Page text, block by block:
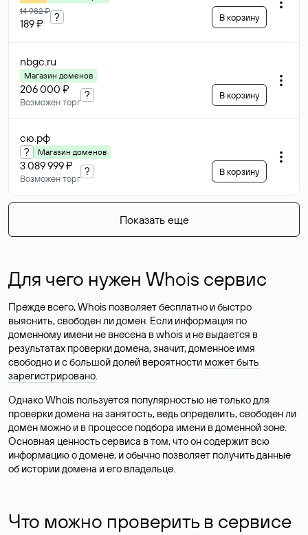
14 982 ₽
189 ₽
? В корзину
nbgc.ru
Магазин доменов
206 000 ₽
Возможен торг
? В корзину
сю.рф
? Магазин доменов
3 089 999 ₽
Возможен торг
? В корзину
Показать еще
Для чего нужен Whois сервис
Прежде всего, Whois позволяет бесплатно и быстро
выяснить, свободен ли домен. Если информация по
доменному имени не внесена в whois и не выдается в
результатах проверки домена, значит, доменное имя
свободно и с большой долей вероятности может быть
зарегистрировано.
Однако Whois пользуется популярностью не только для
проверки домена на занятость, ведь определить, свободен ли
домен можно и в процессе подбора имени в доменной зоне.
Основная ценность сервиса в том, что он содержит всю
информацию о домене, и обычно позволяет получить данные
об истории домена и его владельце.
Что можно проверить в сервисе